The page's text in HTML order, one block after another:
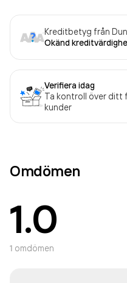
Kreditbetyg från
Okänd
Verifiera idag
Ta kontroll över ditt
kunder
Omdömen
1.0
1 omdömen